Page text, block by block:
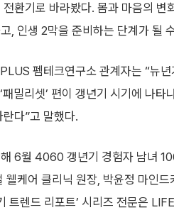
환기로 바라봤다. 몸과 마음의
, 인생 2막을 준비하는 단계가 될
펨테크연구소 관계자는 “뉴
패밀리셋’ 편이 갱년기 시기에 나
다”고 말했다.
6월 4060 갱년기 경험자 남녀
웰케어 클리닉 원장, 박윤정 마인
트렌드 리포트’ 시리즈 전문은